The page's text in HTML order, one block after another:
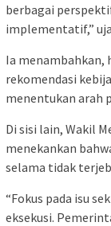
berbagai
implementatif,”
Ia menambahkan,
rekomendasi
menentukan arah
Di sisi lain, Wakil
menekankan
selama tidak
“Fokus pada isu
eksekusi.